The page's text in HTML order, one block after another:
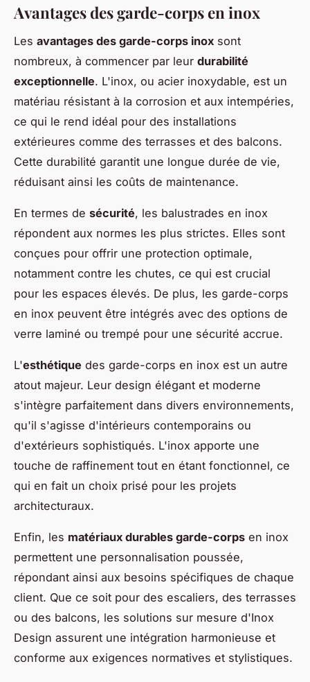
Avantages des garde-corps en inox
Les avantages des garde-corps inox sont
nombreux, à commencer par leur durabilité
exceptionnelle. L'inox, ou acier inoxydable, est un
matériau résistant à la corrosion et aux intempéries,
ce qui le rend idéal pour des installations
extérieures comme des terrasses et des balcons.
Cette durabilité garantit une longue durée de vie,
réduisant ainsi les coûts de maintenance.
En termes de sécurité, les balustrades en inox
répondent aux normes les plus strictes. Elles sont
conçues pour offrir une protection optimale,
notamment contre les chutes, ce qui est crucial
pour les espaces élevés. De plus, les garde-corps
en inox peuvent être intégrés avec des options de
verre laminé ou trempé pour une sécurité accrue.
L'esthétique des garde-corps en inox est un autre
atout majeur. Leur design élégant et moderne
s'intègre parfaitement dans divers environnements,
qu'il s'agisse d'intérieurs contemporains ou
d'extérieurs sophistiqués. L'inox apporte une
touche de raffinement tout en étant fonctionnel, ce
qui en fait un choix prisé pour les projets
architecturaux.
Enfin, les matériaux durables garde-corps en inox
permettent une personnalisation poussée,
répondant ainsi aux besoins spécifiques de chaque
client. Que ce soit pour des escaliers, des terrasses
ou des balcons, les solutions sur mesure d'Inox
Design assurent une intégration harmonieuse et
conforme aux exigences normatives et stylistiques.